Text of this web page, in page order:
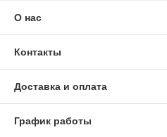
О нас
Контакты
Доставка и оплата
График работы